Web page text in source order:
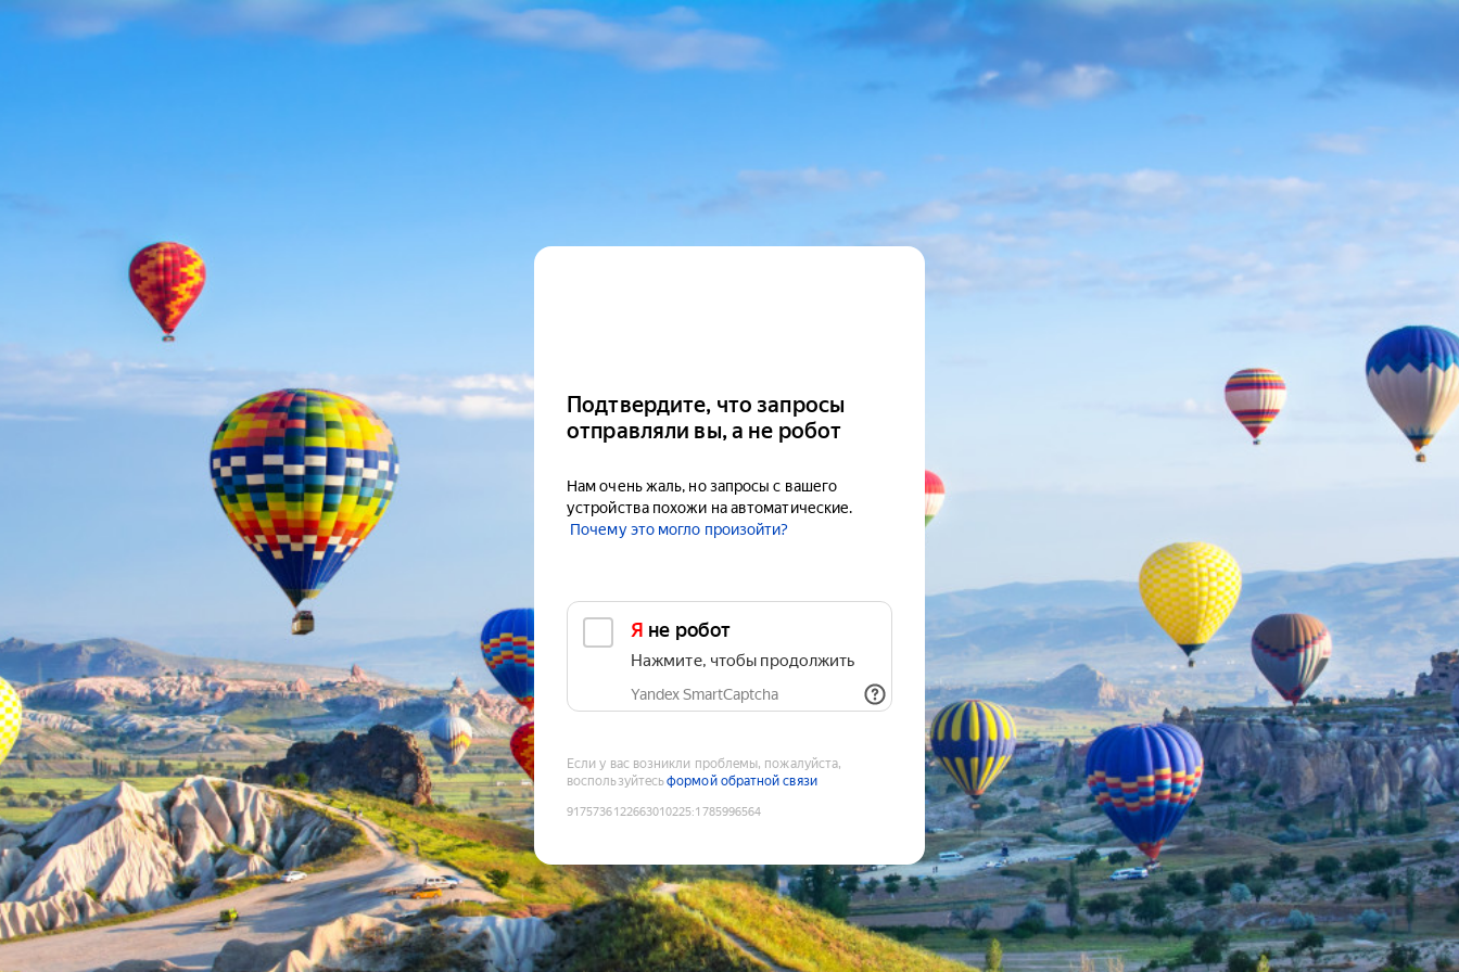
Подтвердите, что запросы
отправляли вы, а не робот
Нам очень жаль, но запросы с вашего
устройства похожи на автоматические.
Почему это могло произойти?
Я не робот
Нажмите, чтобы продолжить
Yandex SmartCaptcha
Если у вас возникли проблемы, пожалуйста,
воспользуйтесьформой обратной связи
9175736122663010225:1785996564